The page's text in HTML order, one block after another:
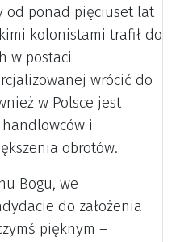
od ponad pięciuset lat
kolonistami trafił do
w postaci
wrócić do
w Polsce jest
i
obrotów.
Bogu, we
do założenia
pięknym –